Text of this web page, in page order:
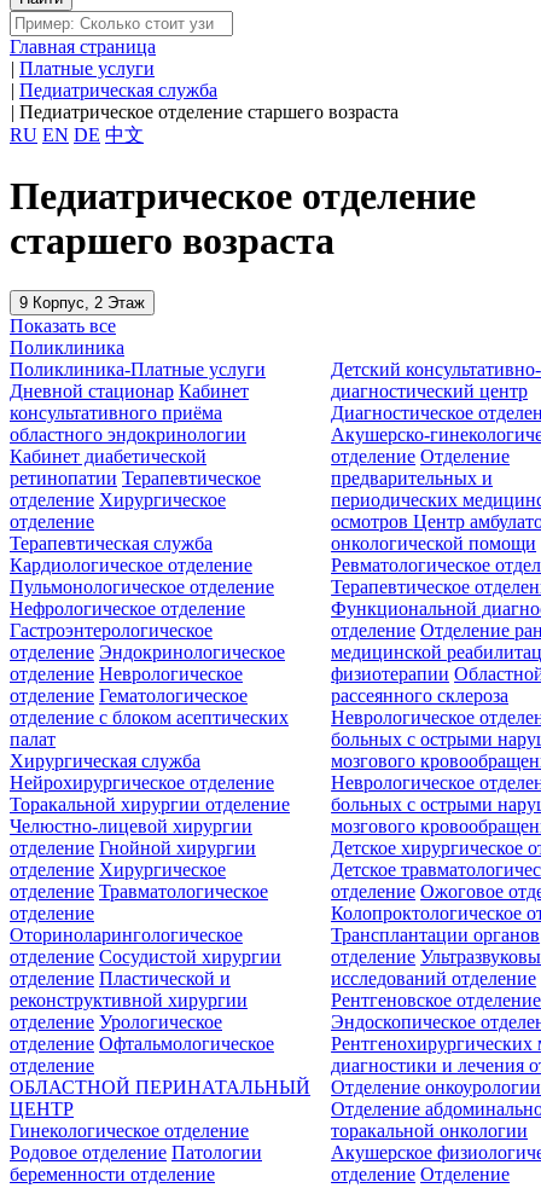
Главная страница
| Платные услуги
| Педиатрическая служба
| Педиатрическое отделение старшего возраста
RU EN DE 中文
Педиатрическое отделение
старшего возраста
9 Корпус, 2 Этаж
Показать все
Поликлиника
Поликлиника-Платные услуги
Дневной стационар Кабинет
консультативного приёма
областного эндокринологии
Кабинет диабетической
ретинопатии Терапевтическое
отделение Хирургическое
отделение
Детский консультативно-
диагностический центр
Диагностическое
Акушерско-
отделение Отделение
предварительных и
периодических
осмотровЦентр
онкологической помощи
Терапевтическая служба
Кардиологическое отделение
Пульмонологическое отделение
Нефрологическое отделение
Гастроэнтерологическое
отделение Эндокринологическое
отделение Неврологическое
отделение Гематологическое
отделение c блоком асептических
палат
Ревматологическое
Терапевтическое
Функциональной
отделение Отделение
медицинской
физиотерапии
рассеянного склероза
Неврологическое
больных с острыми
мозгового
Неврологическое
больных с острыми
мозгового
Хирургическая служба
Нейрохирургическое отделение
Торакальной хирургии отделение
Челюстно-лицевой хирургии
отделение Гнойной хирургии
отделение Хирургическое
отделение Травматологическое
отделение
Оториноларингологическое
отделение Сосудистой хирургии
отделение Пластической и
реконструктивной хирургии
отделение Урологическое
отделение Офтальмологическое
отделение
Детское хирургическое
Детское
отделение Ожоговое
Колопроктологическое
Трансплантации органов
отделение
исследований отделение
Рентгеновское отделение
Эндоскопическое
Рентгенохирургических
диагностики и лечения
Отделение онкоурологии
Отделение
торакальной онкологии
ОБЛАСТНОЙ ПЕРИНАТАЛЬНЫЙ
ЦЕНТР
Гинекологическое отделение
Родовое отделение Патологии
беременности отделение
Акушерское
отделение Отделение